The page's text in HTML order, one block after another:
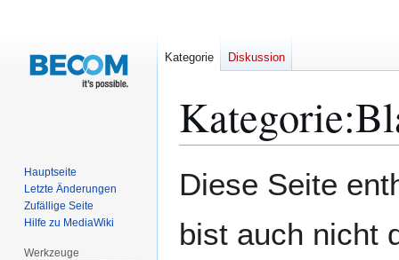
Kategorie:
Navigation
Suche
Diese Seite
bist auch nicht
Kategorie Diskussion
Hauptseite
Letzte Änderungen
Zufällige Seite
Hilfe zu MediaWiki
Werkzeuge